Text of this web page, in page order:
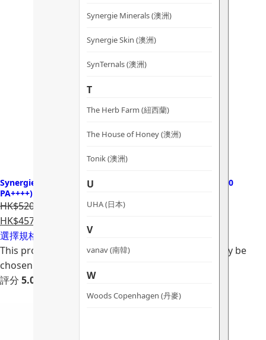
Synergie Minerals (澳洲)
Synergie Skin (澳洲)
SynTernals (澳洲)
T
The Herb Farm (紐西蘭)
The House of Honey (澳洲)
Tonik (澳洲)
U
UHA (日本)
V
vanav (南韓)
W
Woods Copenhagen (丹麥)
Synergie Minerals Second Skin Crush 防曬礦物粉底 (SPF40
PA++++)
HK$520.00
HK$457.60
選擇規格
This product has multiple variants. The options may be
chosen on the product page
評分 5.00